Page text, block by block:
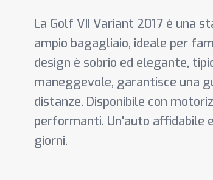
La Golf VII Variant 2017 è una
ampio bagagliaio, ideale per
design è sobrio ed elegante,
maneggevole, garantisce una
distanze. Disponibile con
performanti. Un'auto affidabile
giorni.